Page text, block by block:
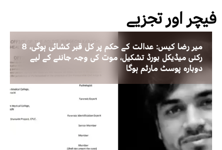
فیچر اور تجزیے
میر رضا کیس: عدالت کے حکم پر کل قبر کشائی ہوگی، 8
رکنی میڈیکل بورڈ تشکیل، موت کی وجہ جاننے کے لیے
دوبارہ پوسٹ مارٹم ہوگا